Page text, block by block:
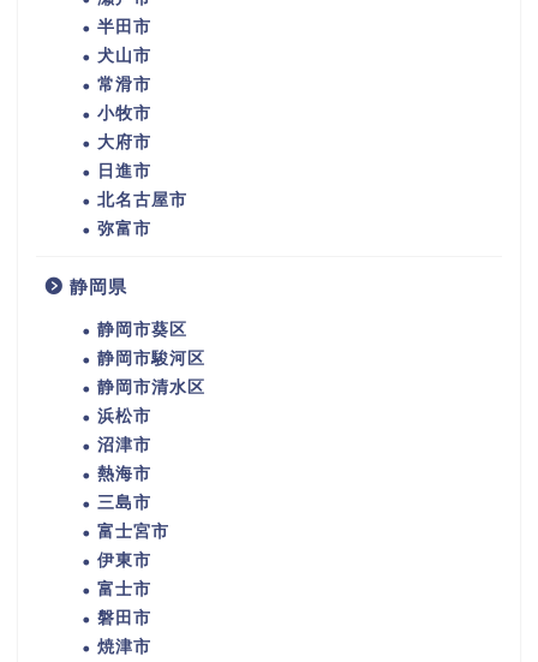
半田市
犬山市
常滑市
小牧市
大府市
日進市
北名古屋市
弥富市
静岡県
静岡市葵区
静岡市駿河区
静岡市清水区
浜松市
沼津市
熱海市
三島市
富士宮市
伊東市
富士市
磐田市
焼津市